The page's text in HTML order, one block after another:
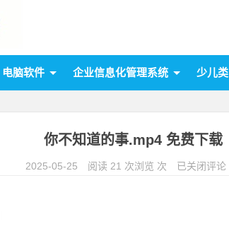
电脑软件 企业信息化管理系统 少儿类
你不知道的事.mp4 免费下载
2025-05-25 阅读 21 次浏览 次 已关闭评论